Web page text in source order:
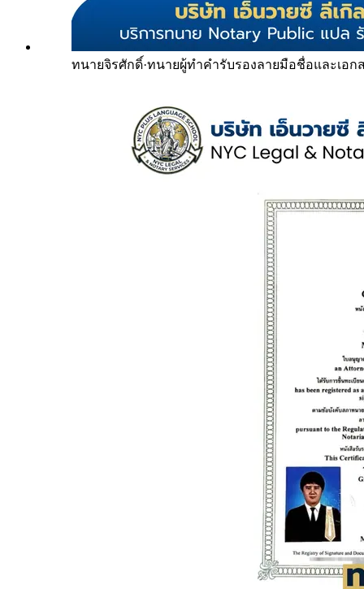
ทนายจิรศักดิ์·ทนายผู้ทำคำรับรองลายมือชื่อและเอก